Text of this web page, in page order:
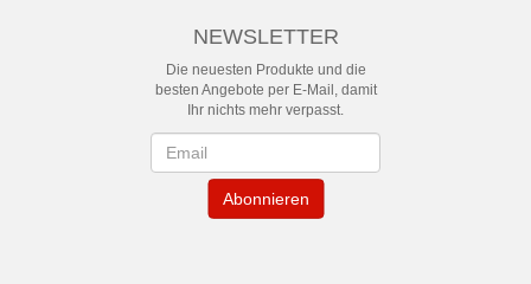
NEWSLETTER
Die neuesten Produkte und die
besten Angebote per E-Mail, damit
Ihr nichts mehr verpasst.
Abonnieren